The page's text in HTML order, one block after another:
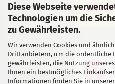
Diese Webseite
Technologien um die
zu Gewährleisten.
Wir verwenden Cookies und
Drittanbietern, um die ordentliche
gewährleisten, die Nutzung
Ihnen ein bestmögliches
Informationen finden Sie in unserer